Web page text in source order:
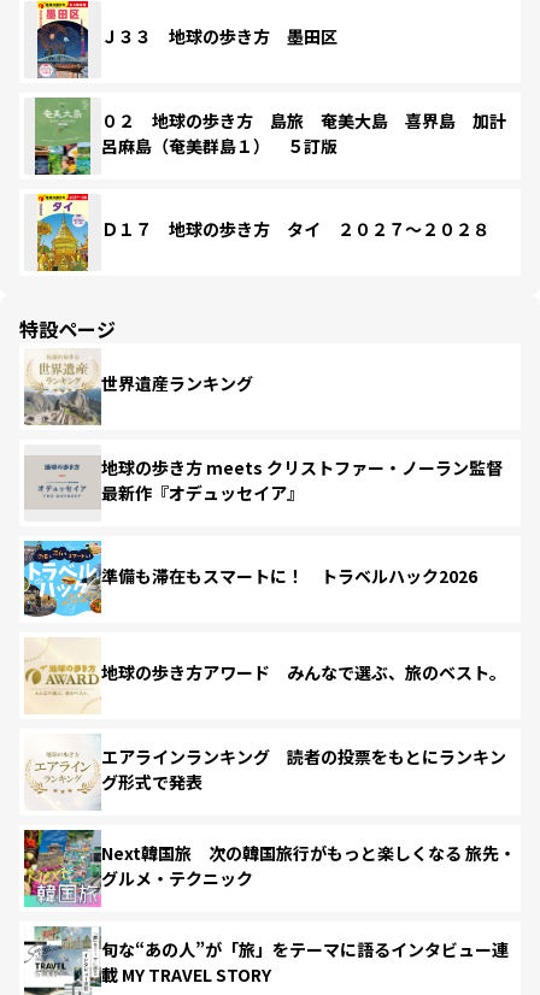
Ｊ３３ 地球の歩き方 墨田区
０２ 地球の歩き方 島旅 奄美大島 喜界島 加計
呂麻島（奄美群島１） ５訂版
Ｄ１７ 地球の歩き方 タイ ２０２７～２０２８
特設ページ
世界遺産ランキング
地球の歩き方 meets クリストファー・ノーラン監督
最新作『オデュッセイア』
準備も滞在もスマートに！ トラベルハック2026
地球の歩き方アワード みんなで選ぶ、旅のベスト。
エアラインランキング 読者の投票をもとにランキン
グ形式で発表
Next韓国旅 次の韓国旅行がもっと楽しくなる 旅先・
グルメ・テクニック
旬な“あの人”が「旅」をテーマに語るインタビュー連
載 MY TRAVEL STORY